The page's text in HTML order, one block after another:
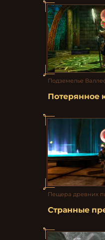
Подземелье
Потерянное
Пещера древних
Странные